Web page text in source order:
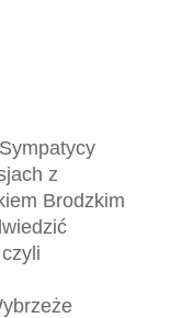
z
Brodzkim